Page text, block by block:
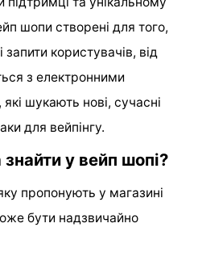
шопи створені для того,
запити користувачів, від
з електронними
шукають нові, сучасні
для вейпінгу.
у вейп шопі?
пропонують у магазині
бути надзвичайно